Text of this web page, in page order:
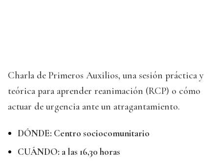
Charla de Primeros Auxilios, una sesión práctica y
teórica para aprender reanimación (RCP) o cómo
actuar de urgencia ante un atragantamiento.
DÓNDE: Centro sociocomunitario
CUÁNDO: a las 16,30 horas